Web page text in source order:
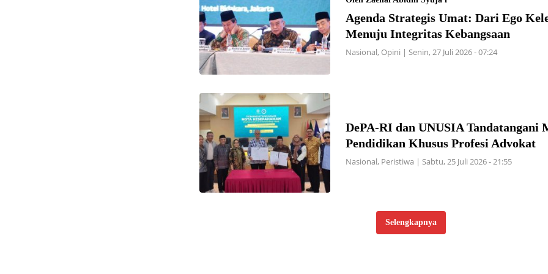
Agenda Strategis Umat: Dari Ego
Menuju Integritas Kebangsaan
Nasional, Opini |Senin, 27 Juli 2026 - 07:24
DePA-RI dan UNUSIA Tandatangani
Pendidikan Khusus Profesi Advokat
Nasional, Peristiwa |Sabtu, 25 Juli 2026 - 21:55
Selengkapnya